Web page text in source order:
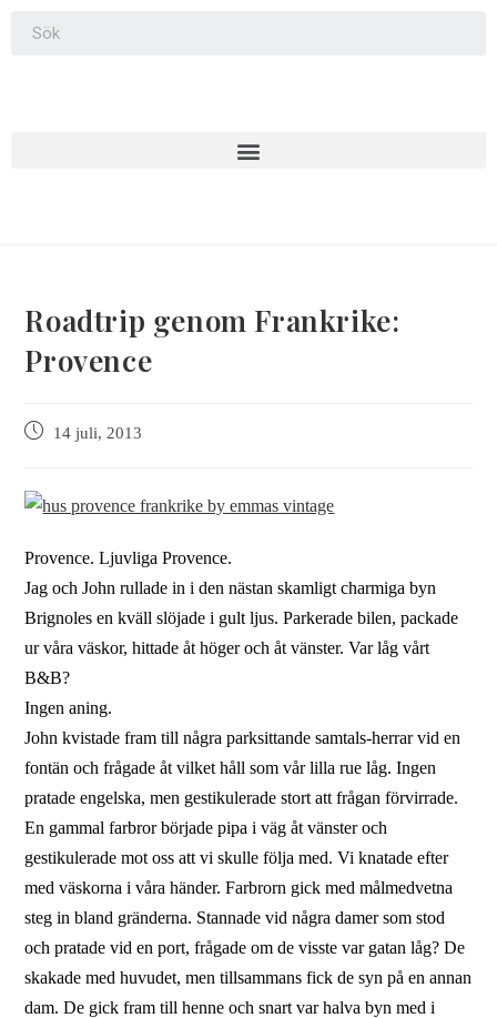
Roadtrip genom Frankrike:
Provence
14 juli, 2013
Provence. Ljuvliga Provence.
Jag och John rullade in i den nästan skamligt charmiga byn
Brignoles en kväll slöjade i gult ljus. Parkerade bilen, packade
ur våra väskor, hittade åt höger och åt vänster. Var låg vårt
B&B?
Ingen aning.
John kvistade fram till några parksittande samtals-herrar vid en
fontän och frågade åt vilket håll som vår lilla rue låg. Ingen
pratade engelska, men gestikulerade stort att frågan förvirrade.
En gammal farbror började pipa i väg åt vänster och
gestikulerade mot oss att vi skulle följa med. Vi knatade efter
med väskorna i våra händer. Farbrorn gick med målmedvetna
steg in bland gränderna. Stannade vid några damer som stod
och pratade vid en port, frågade om de visste var gatan låg? De
skakade med huvudet, men tillsammans fick de syn på en annan
dam. De gick fram till henne och snart var halva byn med i